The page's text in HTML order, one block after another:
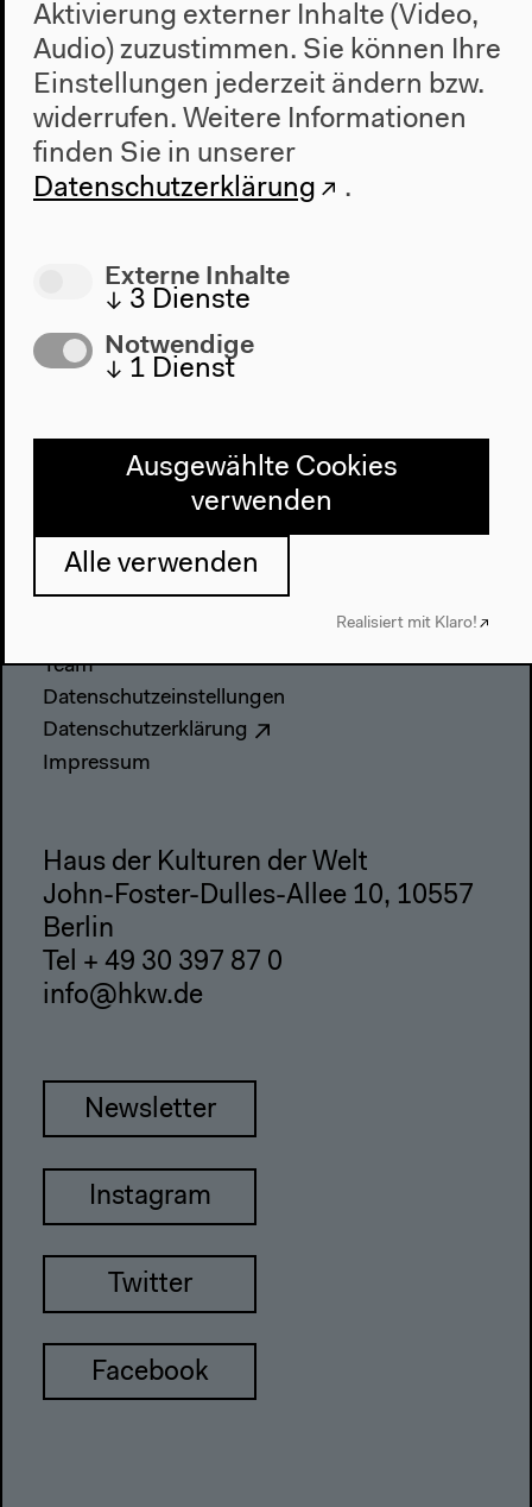
Programm
2022
Das Neue Alphabet
Das Anthropozän am HKW
Über uns
Architektur
Geschichte
Kontakt
Team
Datenschutzeinstellungen
Datenschutzerklärung
Impressum
Haus der Kulturen der Welt
John-Foster-Dulles-Allee 10, 10557
Berlin
Tel + 49 30 397 87 0
info@hkw.de
Newsletter
Instagram
Twitter
Facebook
Aktivierung externer Inhalte (Video,
Audio) zuzustimmen. Sie können Ihre
Einstellungen jederzeit ändern bzw.
widerrufen. Weitere Informationen
finden Sie in unserer
Datenschutzerklärung
.
Externe Inhalte
↓ 3 Dienste
Notwendige
↓ 1 Dienst
Ausgewählte Cookies
verwenden
Alle verwenden
Realisiert mit Klaro!